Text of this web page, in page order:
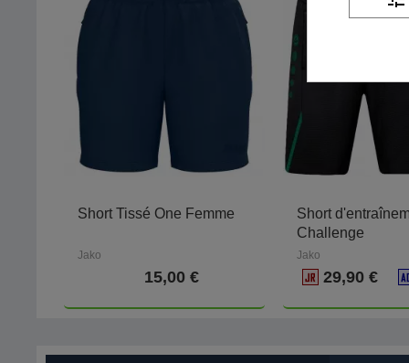
Short Tissé One Femme
Jako
15,00 €
Short
Challenge
Jako
29,90 €